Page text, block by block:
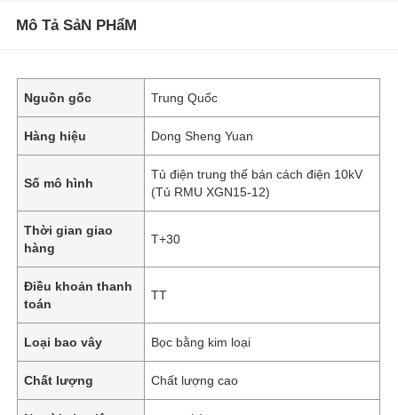
Mô Tả SảN PHẩM
Nguồn gốc Trung Quốc
Hàng hiệu Dong Sheng Yuan
Số mô hình
Tủ điện trung thế bán cách điện 10kV
(Tủ RMU XGN15-12)
Thời gian giao
hàng
T+30
Điều khoản thanh
toán
TT
Loại bao vây Bọc bằng kim loại
Chất lượng Chất lượng cao